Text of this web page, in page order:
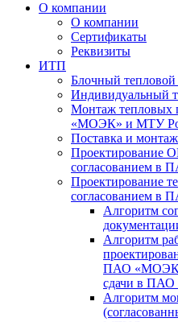
О компании
О компании
Сертификаты
Реквизиты
ИТП
Блочный
Индивидуальный
Монтаж тепловых
«МОЭК» и МТУ
Поставка и монтаж
Проектирование
согласованием
Проектирование
согласованием
Алгоритм
Алгоритм
ПАО «МОЭК»
сдачи в
Алгоритм